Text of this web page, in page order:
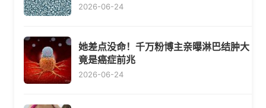
2026-06-24
她差点没命！千万粉博主亲曝淋巴结肿大
竟是癌症前兆
2026-06-24